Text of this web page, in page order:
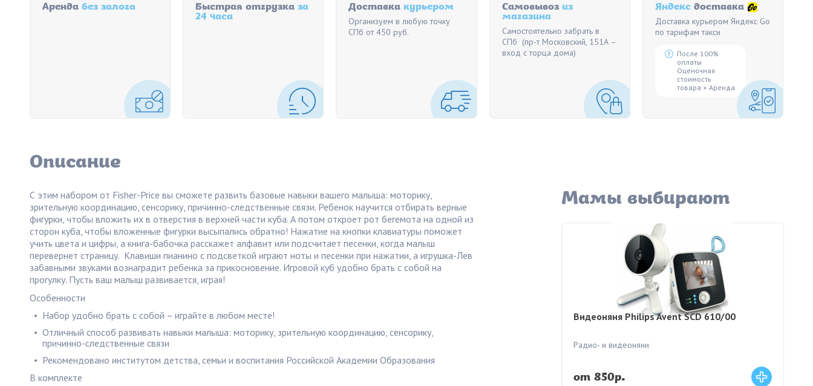
Аренда без залога Быстрая отгрузка за
24 часа
Доставкакурьером
Организуем в любую точку
СПб от 450 руб.
Самовывоз из
магазина
Самостоятельно забрать в
СПб (пр-т Московский, 151А –
вход с торца дома)
Яндексдоставка
Доставка курьером Яндекс Go
по тарифам такси
После 100%
оплаты
Оценочная
стоимость
товара + Аренда
Описание
С этим набором от Fisher-Price вы сможете развить базовые навыки вашего малыша: моторику,
зрительную координацию, сенсорику, причинно-следственные связи. Ребенок научится отбирать верные
фигурки, чтобы вложить их в отверстия в верхней части куба. А потом откроет рот бегемота на одной из
сторон куба, чтобы вложенные фигурки высыпались обратно! Нажатие на кнопки клавиатуры поможет
учить цвета и цифры, а книга-бабочка расскажет алфавит или подсчитает песенки, когда малыш
перевернет страницу. Клавиши пианино с подсветкой играют ноты и песенки при нажатии, а игрушка-Лев
забавными звуками вознаградит ребенка за прикосновение. Игровой куб удобно брать с собой на
прогулку. Пусть ваш малыш развивается, играя!
Особенности
Набор удобно брать с собой – играйте в любом месте!
Отличный способ развивать навыки малыша: моторику, зрительную координацию, сенсорику,
причинно-следственные связи
Рекомендовано институтом детства, семьи и воспитания Российской Академии Образования
В комплекте
Мамы выбирают
Видеоняня Philips Avent SCD 610/00
Радио- и видеоняни
от 850р.